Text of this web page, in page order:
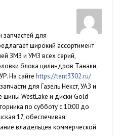
запчастей для
широкий ассортимент
ЗМЗ и УМЗ всех серий,
блока цилиндров Танаки,
На сайте https://tent3302.ru/
для Газель Некст, УАЗ и
шины WestLake и диски Gold
по субботу с 10:00 до
17, обеспечивая
владельцев коммерческой